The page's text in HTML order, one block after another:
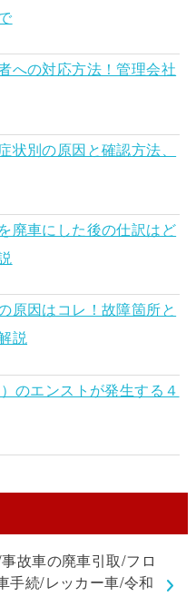
への対応方法！管理会社
状別の原因と確認方法、
廃車にした後の仕訳はど
原因はコレ！故障箇所と
説
のエンストが発生する４
故車の廃車引取/フロ
手続/レッカー車/令和